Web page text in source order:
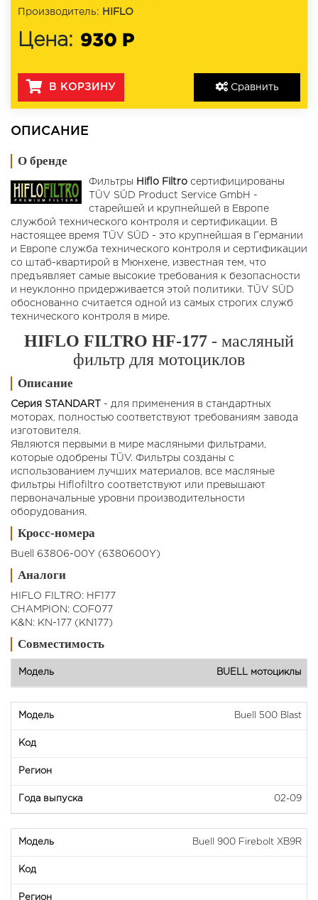
Сравнить
Производитель:
HIFLO
Цена: 930 Р
В КОРЗИНУ
ОПИСАНИЕ
О бренде
Фильтры Hiflo Filtro сертифицированы
TÜV SÜD Product Service GmbH -
старейшей и крупнейшей в Европе
службой технического контроля и сертификации. В
настоящее время TÜV SÜD - это крупнейшая в Германии
и Европе служба технического контроля и сертификации
со штаб-квартирой в Мюнхене, известная тем, что
предъявляет самые высокие требования к безопасности
и неуклонно придерживается этой политики. TÜV SÜD
обоснованно считается одной из самых строгих служб
технического контроля в мире.
HIFLO FILTRO HF-177 - масляный
фильтр для мотоциклов
Описание
Серия STANDART
- для применения в стандартных
моторах, полностью соответствуют требованиям завода
изготовителя.
Являются первыми в мире масляными фильтрами,
которые одобрены TÜV. Фильтры созданы с
использованием лучших материалов, все масляные
фильтры Hiflofiltro соответствуют или превышают
первоначальные уровни производительности
оборудования.
Кросс-номера
Buell 63806-00Y (6380600Y)
Аналоги
HIFLO FILTRO: HF177
CHAMPION: COF077
K&N: KN-177 (KN177)
Совместимость
BUELL мотоциклы
Buell 500 Blast
02-09
Buell 900 Firebolt XB9R